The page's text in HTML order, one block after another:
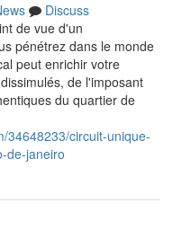
Discuss
de vue d'un
pénétrez dans le monde
peut enrichir votre
de l'imposant
du quartier de
34648233/circuit-unique-
de-janeiro